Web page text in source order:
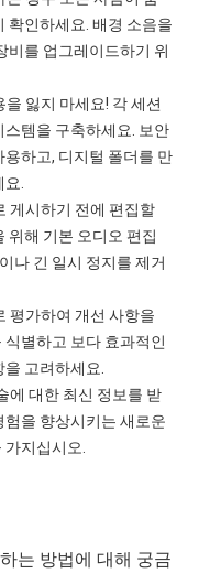
확인하세요. 배경 소음을
비를 업그레이드하기 위
을 잃지 마세요! 각 세션
템을 구축하세요. 보안
하고, 디지털 폴더를 만
.
게시하기 전에 편집할
위해 기본 오디오 편집
나 긴 일시 정지를 제거
평가하여 개선 사항을
별하고 보다 효과적인
고려하세요.
에 대한 최신 정보를 받
을 향상시키는 새로운
지십시오.
는 방법에 대해 궁금